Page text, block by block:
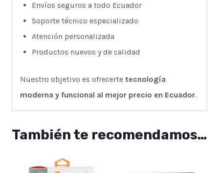
Envíos seguros a todo Ecuador
Soporte técnico especializado
Atención personalizada
Productos nuevos y de calidad
Nuestro objetivo es ofrecerte tecnología
moderna y funcional al mejor precio en Ecuador.
También te recomendamos…